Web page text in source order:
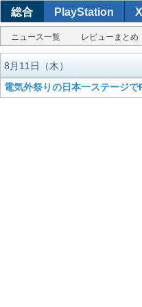
総合 PlayStation
ニュース一覧 レビューまとめ
8月11日（木）
電気外祭りの日本一ステージ